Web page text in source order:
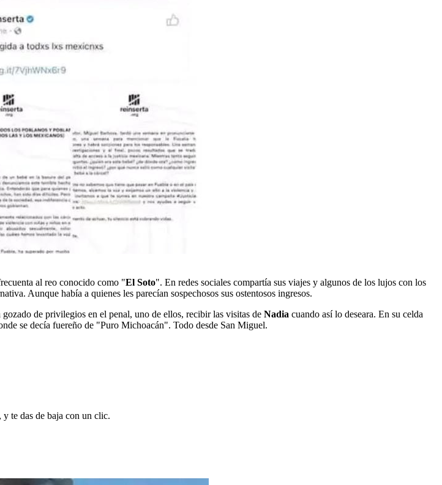
al reo conocido como "El Soto". En redes sociales compartía sus viajes y algunos de los lujos con los
Aunque había a quienes les parecían sospechosos sus ostentosos ingresos.
de privilegios en el penal, uno de ellos, recibir las visitas de Nadia cuando así lo deseara. En su celda
se decía fuereño de "Puro Michoacán". Todo desde San Miguel.
te das de baja con un clic.